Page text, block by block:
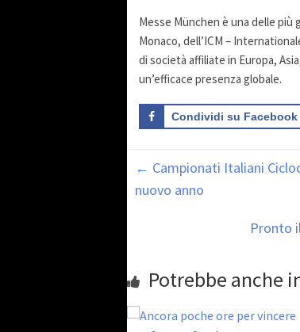
Messe München è una delle
Monaco, dell’ICM –
di società affiliate in Europa,
un’efficace presenza globale.
Condividi su Facebook
← Campionati Italiani
nuovo anno
Pronto
Potrebbe anche